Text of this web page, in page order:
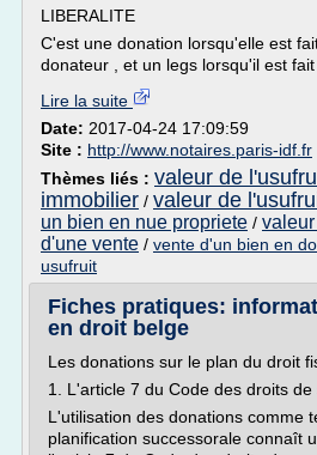
LIBERALITE
C'est une donation lorsqu'elle est
donateur , et un legs lorsqu'il est fait
Lire la suite
Date: 2017-04-24 17:09:59
Site : http://www.notaires.paris-idf.fr
Thèmes liés : valeur de
immobilier / valeur de
un bien en nue propriete /
d'une vente / vente d'un bien en
usufruit
Fiches pratiques:
en droit belge
Les donations sur le plan du droit
1. L'article 7 du Code des droits de
L'utilisation des donations comme
planification successorale connaît